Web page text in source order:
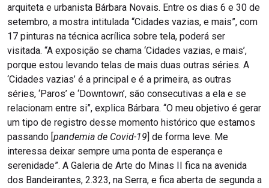
arquiteta e urbanista Bárbara Novais. Entre os dias 6 e 30 de
setembro, a mostra intitulada “Cidades vazias, e mais”, com
17 pinturas na técnica acrílica sobre tela, poderá ser
visitada. “A exposição se chama ‘Cidades vazias, e mais’,
porque estou levando telas de mais duas outras séries. A
‘Cidades vazias’ é a principal e é a primeira, as outras
séries, ‘Paros’ e ‘Downtown’, são consecutivas a ela e se
relacionam entre si”, explica Bárbara. “O meu objetivo é gerar
um tipo de registro desse momento histórico que estamos
passando [ pandemia de Covid-19 ] de forma leve. Me
interessa deixar sempre uma ponta de esperança e
serenidade”. A Galeria de Arte do Minas II fica na avenida
dos Bandeirantes, 2.323, na Serra, e fica aberta de segunda a